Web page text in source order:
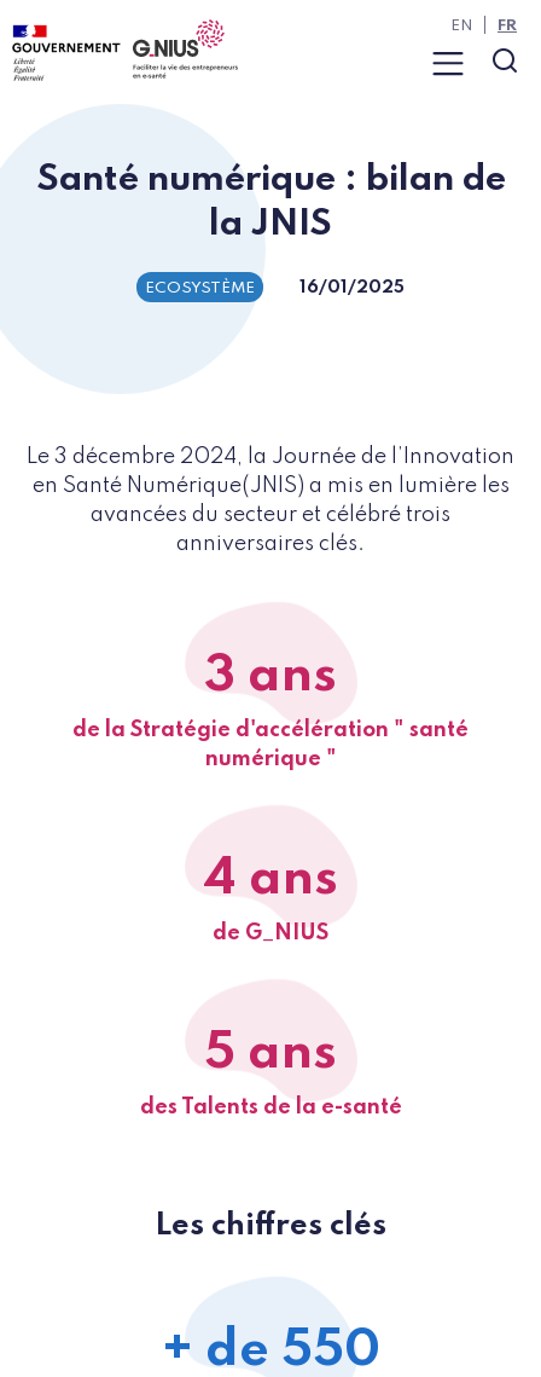
Panneau de gestion des cookies
Aller au contenu
Aller à la navigation
Menu
EN FR
Santé numérique : bilan de
la JNIS
ECOSYSTÈME 16/01/2025
Le 3 décembre 2024, la Journée de l’Innovation
en Santé Numérique(JNIS) a mis en lumière les
avancées du secteur et célébré trois
anniversaires clés.
3 ans
de la Stratégie d'accélération " santé
numérique "
4 ans
de G_NIUS
5 ans
des Talents de la e-santé
Les chiffres clés
+ de 550